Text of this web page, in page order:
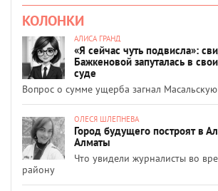
КОЛОНКИ
АЛИСА ГРАНД
«Я сейчас чуть подвисла»:
Бажкеновой запуталась в
суде
Вопрос о сумме ущерба загнал Масальскую
ОЛЕСЯ ШЛЕПНЕВА
Город будущего построят в
Алматы
Что увидели журналисты во
району